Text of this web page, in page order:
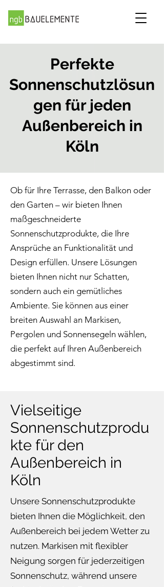
Perfekte
Sonnenschutzlösun
gen für jeden
Außenbereich in
Köln
Ob für Ihre Terrasse, den Balkon oder
den Garten – wir bieten Ihnen
maßgeschneiderte
Sonnenschutzprodukte, die Ihre
Ansprüche an Funktionalität und
Design erfüllen. Unsere Lösungen
bieten Ihnen nicht nur Schatten,
sondern auch ein gemütliches
Ambiente. Sie können aus einer
breiten Auswahl an Markisen,
Pergolen und Sonnensegeln wählen,
die perfekt auf Ihren Außenbereich
abgestimmt sind.
Vielseitige
Sonnenschutzprodu
kte für den
Außenbereich in
Köln
Unsere Sonnenschutzprodukte
bieten Ihnen die Möglichkeit, den
Außenbereich bei jedem Wetter zu
nutzen. Markisen mit flexibler
Neigung sorgen für jederzeitigen
Sonnenschutz, während unsere